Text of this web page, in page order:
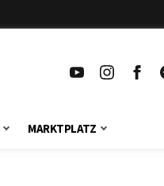
MARKTPLATZ